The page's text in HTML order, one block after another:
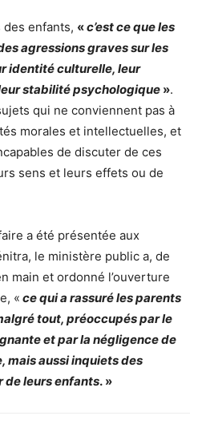
enfants, «c’est ce que les
agressions graves sur les
identité culturelle, leur
stabilité psychologique ».
qui ne conviennent pas à
morales et intellectuelles, et
de discuter de ces
sens et leurs effets ou de
a été présentée aux
le ministère public a, de
main et ordonné l’ouverture
« ce qui a rassuré les parents
tout, préoccupés par le
et par la négligence de
mais aussi inquiets des
de leurs enfants. »